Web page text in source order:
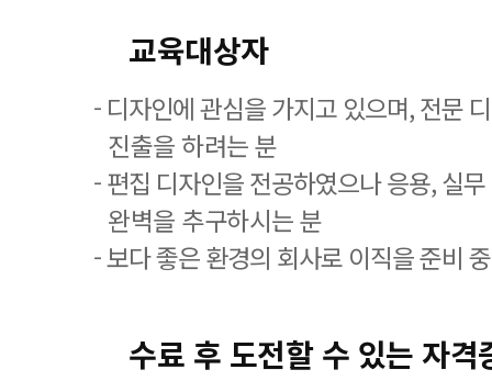
교육대상자
- 디자인에 관심을 가지고 있으며, 전문
진출을 하려는 분
- 편집 디자인을 전공하였으나 응용, 실
완벽을 추구하시는 분
- 보다 좋은 환경의 회사로 이직을 준비
수료 후 도전할 수 있는 자격